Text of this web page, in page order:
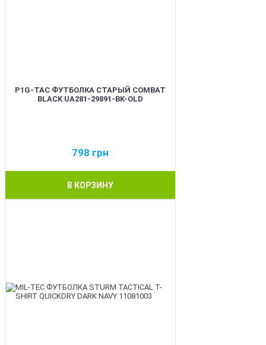
P1G-TAC ФУТБОЛКА СТАРЫЙ COMBAT
BLACK UA281-29891-BK-OLD
798 грн
В КОРЗИНУ